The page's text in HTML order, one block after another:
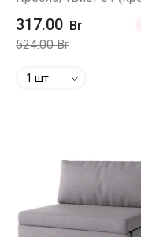
317.00 Br
524.00 Br
1 шт.